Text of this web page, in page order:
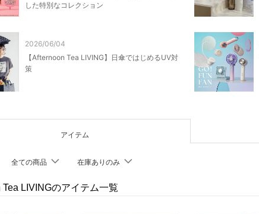
した特別なコレクション
2026/06/04
【Afternoon Tea LIVING】日傘ではじめるUV対
策
アイテム
全ての商品 在庫ありのみ
Tea LIVINGのアイテム一覧